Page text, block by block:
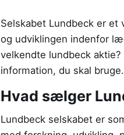
Selskabet Lundbeck er
og udviklingen indenfor
velkendte lundbeck
information, du skal bruge.
Hvad sælger
Lundbeck selskabet er